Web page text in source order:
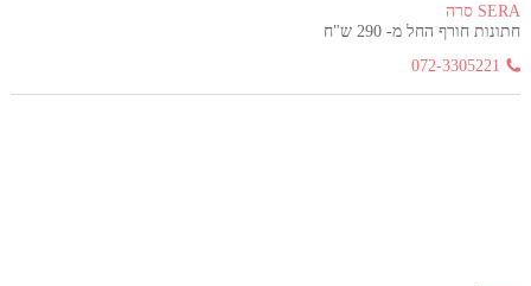
SERA סרה
חתונות חורף החל מ- 290 ש"ח
072-3305221